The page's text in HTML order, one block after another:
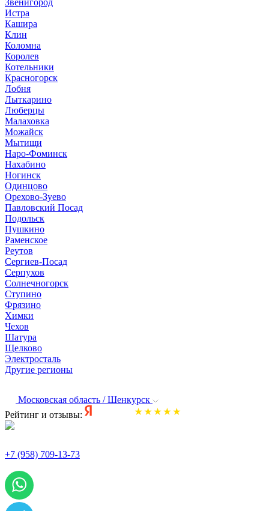
Звенигород
Истра
Кашира
Клин
Коломна
Королев
Котельники
Красногорск
Лобня
Лыткарино
Люберцы
Малаховка
Можайск
Мытищи
Наро-Фоминск
Нахабино
Ногинск
Одинцово
Орехово-Зуево
Павловский Посад
Подольск
Пушкино
Раменское
Реутов
Сергиев-Посад
Серпухов
Солнечногорск
Ступино
Фрязино
Химки
Чехов
Шатура
Щелково
Электросталь
Другие регионы
Московская область / Шенкурск
Рейтинг и отзывы:
+7 (958) 709-13-73